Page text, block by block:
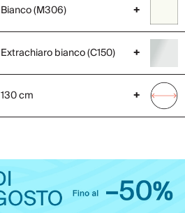
Bianco (M306) +
Extrachiaro bianco (C150) +
130 cm +